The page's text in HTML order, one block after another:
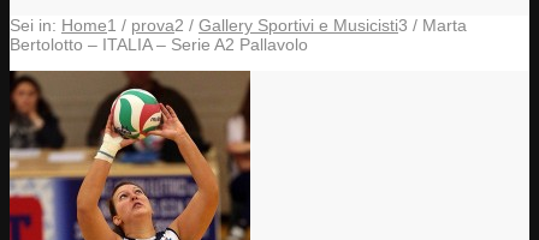
Sei in: Home1 / prova2 / Gallery Sportivi e Musicisti3 / Marta
Bertolotto – ITALIA – Serie A2 Pallavolo